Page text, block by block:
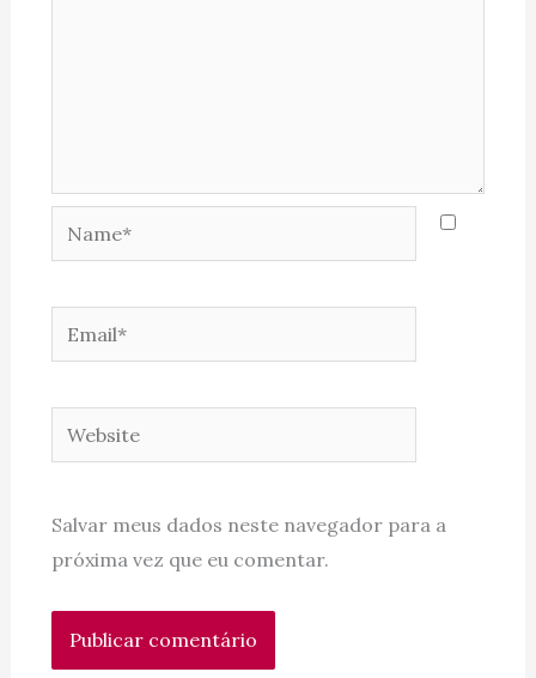
Name*
Email*
Website
Salvar meus dados neste navegador para a
próxima vez que eu comentar.